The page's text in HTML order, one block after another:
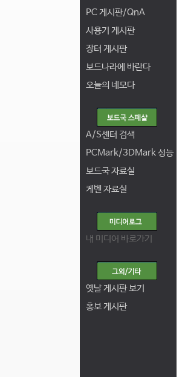
PC 게시판/QnA
사용기 게시판
장터 게시판
보드나라에 바란다
오늘의 네모다
A/S센터 검색
PCMark/3DMark 성능
보드국 자료실
케벤 자료실
내 미디어 바로가기
옛날 게시판 보기
홍보 게시판